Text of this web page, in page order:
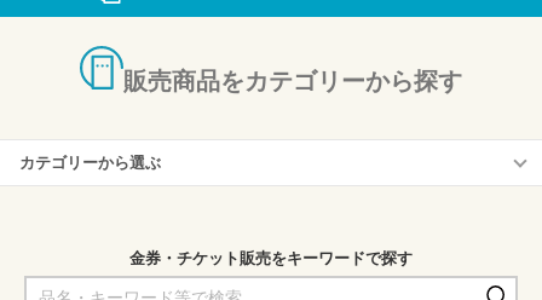
販売商品をカテゴリーから探す
カテゴリーから選ぶ
収入印紙・切手・はがき
金券・チケット販売をキーワードで探す